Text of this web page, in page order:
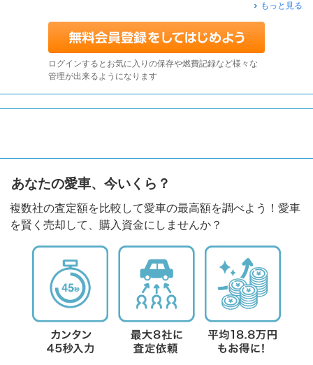
もっと見る
ログインするとお気に入りの保存や燃費記録など様々な
管理が出来るようになります
あなたの愛車、今いくら？
複数社の査定額を比較して愛車の最高額を調べよう！愛車
を賢く売却して、購入資金にしませんか？